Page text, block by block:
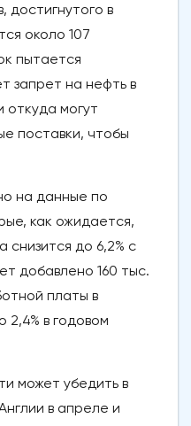
достигнутого в
около 107
пытается
запрет на нефть в
могут
поставки, чтобы
на данные по
как ожидается,
снизится до 6,2% с
добавлено 160 тыс.
платы в
2,4% в годовом
может убедить в
в апреле и